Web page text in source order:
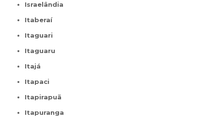
Israelândia
Itaberaí
Itaguari
Itaguaru
Itajá
Itapaci
Itapirapuã
Itapuranga